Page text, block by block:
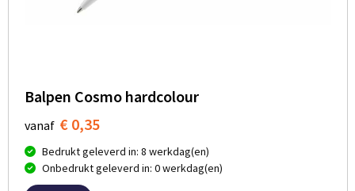
Balpen Cosmo hardcolour
vanaf € 0,35
Bedrukt geleverd in: 8 werkdag(en)
Onbedrukt geleverd in: 0 werkdag(en)